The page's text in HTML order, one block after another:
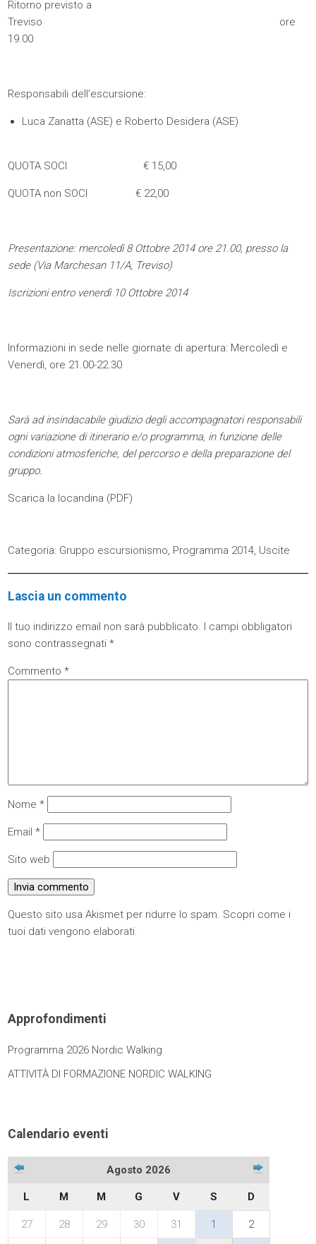
Ritorno previsto a
Treviso ore
19.00
Responsabili dell’escursione:
Luca Zanatta (ASE) e Roberto Desidera (ASE)
QUOTA SOCI € 15,00
QUOTA non SOCI € 22,00
Presentazione: mercoledì 8 Ottobre 2014 ore 21.00, presso la
sede (Via Marchesan 11/A, Treviso)
Iscrizioni entro venerdì 10 Ottobre 2014
Informazioni in sede nelle giornate di apertura: Mercoledì e
Venerdì, ore 21.00-22.30
Sarà ad insindacabile giudizio degli accompagnatori responsabili
ogni variazione di itinerario e/o programma, in funzione delle
condizioni atmosferiche, del percorso e della preparazione del
gruppo.
Scarica la locandina (PDF)
Categoria: Gruppo escursionismo, Programma 2014, Uscite
Lascia un commento
Il tuo indirizzo email non sarà pubblicato.
I campi obbligatori
sono contrassegnati*
Commento*
Nome*
Email*
Sito web
Questo sito usa Akismet per ridurre lo spam. Scopri come i
tuoi dati vengono elaborati.
Approfondimenti
Programma 2026 Nordic Walking
ATTIVITÀ DI FORMAZIONE NORDIC WALKING
Calendario eventi
Agosto 2026
L M M G V S D
27 28 29 30 31 1 2